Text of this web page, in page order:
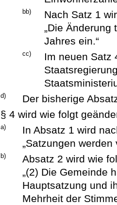
bb)
Nach Satz 1
„Die Änderung
Jahres ein.“
cc)
Im neuen Satz
d) Der bisherige
§ 4 wird wie folgt
a)
In Absatz 1 wird
„Satzungen
b)
Absatz 2 wird wie
„(2) Die Gemeinde
Hauptsatzung und
Mehrheit der